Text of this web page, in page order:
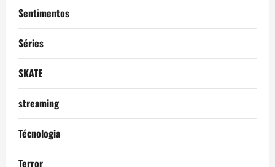
Sentimentos
Séries
SKATE
streaming
Técnologia
Terror